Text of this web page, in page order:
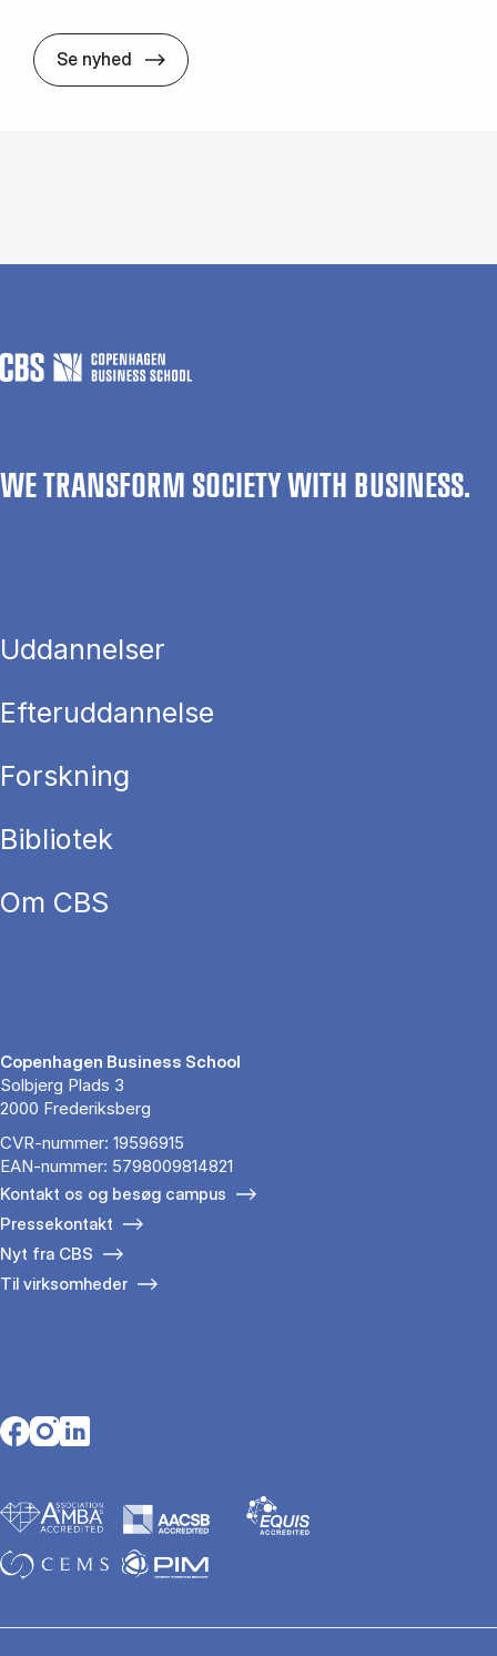
Se nyhed Caught in the cros­sfi­re: Mul­ti­na­tio­nal
WE TRANSFORM SOCIETY WITH BUSINESS.
Uddannelser
Efteruddannelse
Forskning
Bibliotek
Om CBS
Copenhagen Business School
Solbjerg Plads 3
2000 Frederiksberg
CVR-nummer: 19596915
EAN-nummer: 5798009814821
Kontakt os og besøg campus
Pressekontakt
Nyt fra CBS
Til virksomheder
Opens in a new tab
Opens in a new tab
Opens in a new tab